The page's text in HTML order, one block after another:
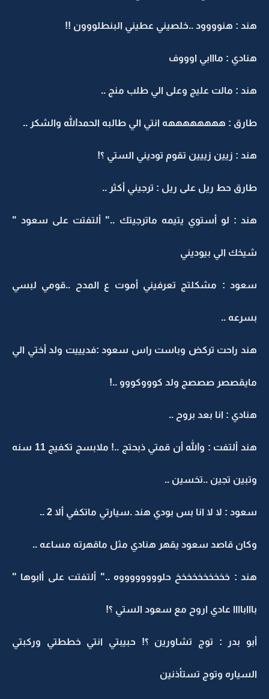
هند : هنوووود ..خلصيني عطيني البنطلووون !!
هنادي : مااابي اوووف
هند : مالت عليج وعلى الي طلب منج ..
طارق : ههههههههه انتي الي طالبه الحمدالله والشكر ..
هند : زيين زييين تقوم توديني الستي ؟!
طارق حط ريل على ريل : ترجيني أكثر ..
هند : لو أستوي يتيمه ماترجيتك .." ألتفتت على سعود "
شيخك الي بيوديني
سعود : مشكلتج تعرفيني أموت ع المدح ..قومي لبسي
بسرعه ..
هند راحت تركض وباست راس سعود :فديييت ولد أختي الي
مايقصصر صصصج ولد كوووكووو ..!
هنادي : انا بعد بروح ..
هند ألتفت : والله أن قمتي ذبحتج ..! ملابسج تكفيج 11 سنه
وتبين تجين ..تخسين ..
سعود : لا لا انا بس بودي هند .سيارتي ماتكفي ألا 2 ..
وكان قاصد سعود يقهر هنادي مثل ماقهرته مساعه ..
هند : خخخخخخخخخخ حلووووووووه .." ألتفتت على أابوها "
باااباااا عادي اروح مع سعود الستي ؟!
أبو بدر : توج تشاورين ؟! حبيبتي انتي خططتي وركبتي
السياره وتوج تستأذنين